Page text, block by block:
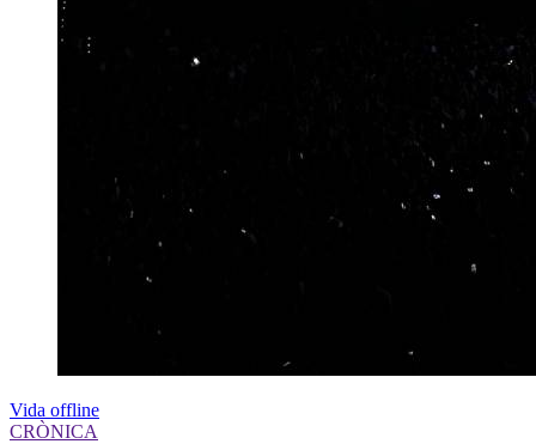
Vida offline
CRÒNICA